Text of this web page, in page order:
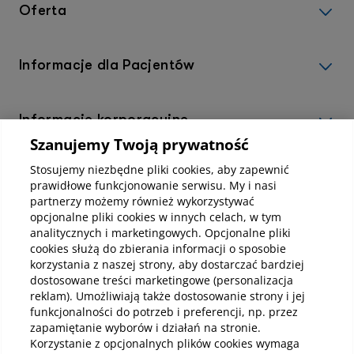
Oferta
Informacje dla Pacjentów
Informacje korporacyjne
Kup abonamenty online
Kup online
Pobierz aplikację mobilną
Szanujemy Twoją prywatność
Stosujemy niezbędne pliki cookies, aby zapewnić
prawidłowe funkcjonowanie serwisu. My i nasi
partnerzy możemy również wykorzystywać
opcjonalne pliki cookies w innych celach, w tym
analitycznych i marketingowych. Opcjonalne pliki
cookies służą do zbierania informacji o sposobie
korzystania z naszej strony, aby dostarczać bardziej
dostosowane treści marketingowe (personalizacja
reklam). Umożliwiają także dostosowanie strony i jej
funkcjonalności do potrzeb i preferencji, np. przez
zapamiętanie wyborów i działań na stronie.
Korzystanie z opcjonalnych plików cookies wymaga